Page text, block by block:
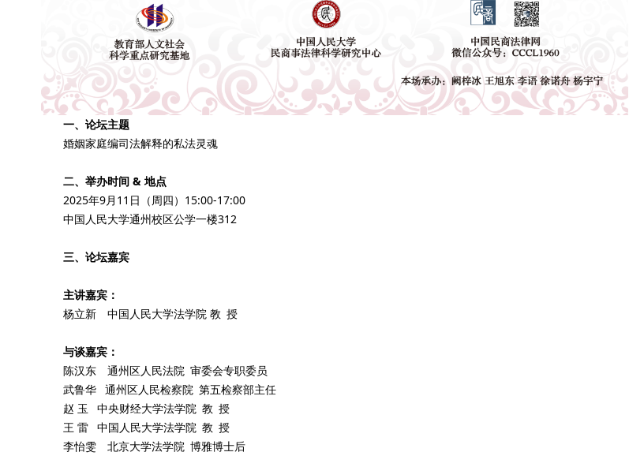
一、论坛主题
婚姻家庭编司法解释的私法灵魂
二、举办时间 & 地点
2025年9月11日（周四）15:00-17:00
中国人民大学通州校区公学一楼312
三、论坛嘉宾
主讲嘉宾：
杨立新 中国人民大学法学院 教 授
与谈嘉宾：
陈汉东 通州区人民法院 审委会专职委员
武鲁华 通州区人民检察院 第五检察部主任
赵 玉 中央财经大学法学院 教 授
王 雷 中国人民大学法学院 教 授
李怡雯 北京大学法学院 博雅博士后